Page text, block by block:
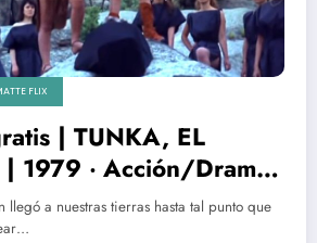
FLIX
| TUNKA, EL
| 1979 ‧ Acción/Drama ‧
llegó a nuestras tierras hasta tal punto que